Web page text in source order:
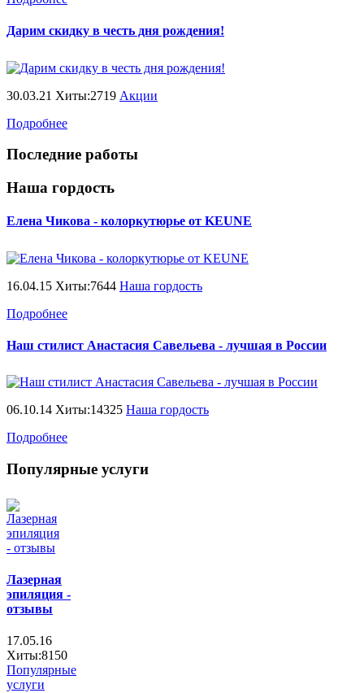
Дарим скидку в честь дня рождения!
30.03.21 Хиты:2719 Акции
Подробнее
Последние работы
Наша гордость
Елена Чикова - колоркутюрье от KEUNE
16.04.15 Хиты:7644 Наша гордость
Подробнее
Наш стилист Анастасия Савельева - лучшая в России
06.10.14 Хиты:14325 Наша гордость
Подробнее
Популярные услуги
Лазерная
эпиляция -
отзывы
17.05.16
Хиты:8150
Популярные
услуги